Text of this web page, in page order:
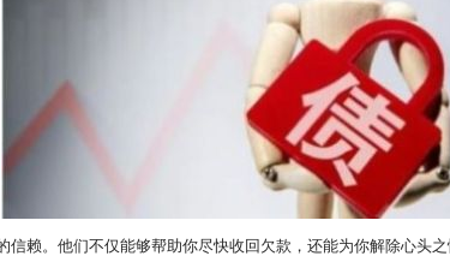
信赖。他们不仅能够帮助你尽快收回欠款，还能为你解除心头